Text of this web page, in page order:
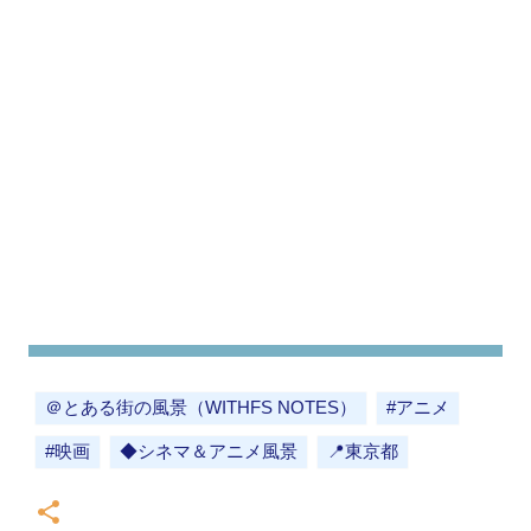
＠とある街の風景（WITHFS NOTES） #アニメ
#映画 ◆シネマ＆アニメ風景 📍東京都